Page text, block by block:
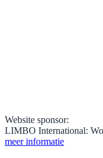
Website sponsor:
LIMBO International:
meer informatie